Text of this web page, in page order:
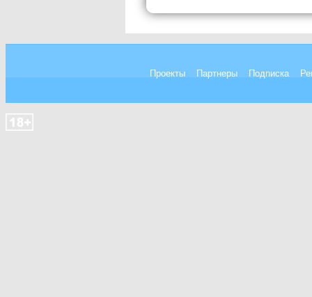
Проекты Партнеры Подписка